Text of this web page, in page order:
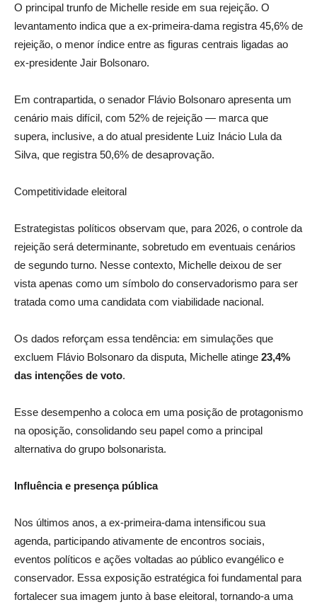
O principal trunfo de Michelle reside em sua rejeição. O
levantamento indica que a ex-primeira-dama registra 45,6% de
rejeição, o menor índice entre as figuras centrais ligadas ao
ex-presidente Jair Bolsonaro.
Em contrapartida, o senador Flávio Bolsonaro apresenta um
cenário mais difícil, com 52% de rejeição — marca que
supera, inclusive, a do atual presidente Luiz Inácio Lula da
Silva, que registra 50,6% de desaprovação.
Competitividade eleitoral
Estrategistas políticos observam que, para 2026, o controle da
rejeição será determinante, sobretudo em eventuais cenários
de segundo turno. Nesse contexto, Michelle deixou de ser
vista apenas como um símbolo do conservadorismo para ser
tratada como uma candidata com viabilidade nacional.
Os dados reforçam essa tendência: em simulações que
excluem Flávio Bolsonaro da disputa, Michelle atinge 23,4%
das intenções de voto.
Esse desempenho a coloca em uma posição de protagonismo
na oposição, consolidando seu papel como a principal
alternativa do grupo bolsonarista.
Influência e presença pública
Nos últimos anos, a ex-primeira-dama intensificou sua
agenda, participando ativamente de encontros sociais,
eventos políticos e ações voltadas ao público evangélico e
conservador. Essa exposição estratégica foi fundamental para
fortalecer sua imagem junto à base eleitoral, tornando-a uma